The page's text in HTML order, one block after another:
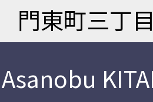
門東町三丁
Asanobu